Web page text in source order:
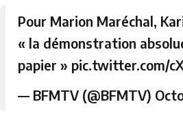
Pour Marion Maréchal,
« la démonstration
papier » pic.twitter.com/
— BFMTV (@BFMTV)